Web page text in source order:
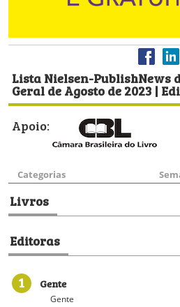
Lista Nielsen-PublishNews
Geral de Agosto de 2023 |
Apoio:
Categorias
Livros
Editoras
1 Gente
Gente